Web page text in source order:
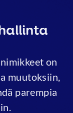
on
muutoksiin,
parempia